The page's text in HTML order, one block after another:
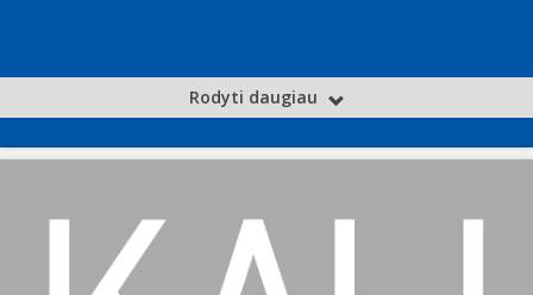
Rodyti daugiau